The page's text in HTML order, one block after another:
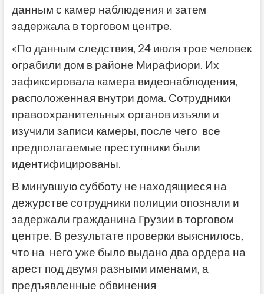
данным с камер наблюдения и затем
задержала в торговом центре.
«По данным следствия, 24 июля трое человек
ограбили дом в районе Мирафиори. Их
зафиксировала камера видеонаблюдения,
расположенная внутри дома. Сотрудники
правоохранительных органов изъяли и
изучили записи камеры, после чего все
предполагаемые преступники были
идентифицированы.
В минувшую субботу не находящиеся на
дежурстве сотрудники полиции опознали и
задержали гражданина Грузии в торговом
центре. В результате проверки выяснилось,
что на него уже было выдано два ордера на
арест под двумя разными именами, а
предъявленные обвинения